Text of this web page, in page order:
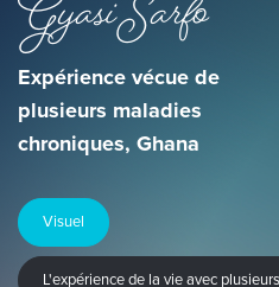
Expérience vécue de
plusieurs maladies
chroniques, Ghana
Visuel
L'expérience de la vie avec